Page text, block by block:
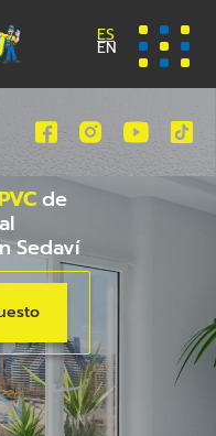
ES
EN
de
Sedaví